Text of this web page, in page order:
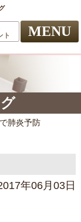
ト
肺炎予防
年06月03日
MENU